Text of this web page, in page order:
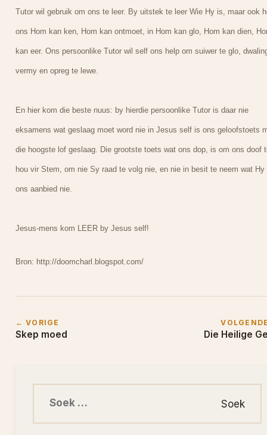
Tutor wil gebruik om ons te leer. By uitstek te leer Wie Hy is, maar ook
ons Hom kan ken, Hom kan ontmoet, in Hom kan glo, Hom kan dien,
kan eer. Ons persoonlike Tutor wil self ons help om suiwer te glo,
vermy en opreg te lewe.
En hier kom die beste nuus: by hierdie persoonlike Tutor is daar nie
eksamens wat geslaag moet word nie in Jesus self is ons geloofstoets
die hoogste lof geslaag. Die grootste toets wat ons dop, is om ons doof
hou vir Stem, om nie Sy raad te volg nie, en nie in besit te neem wat Hy
ons aanbied nie.
Jesus-mens kom LEER by Jesus self!
Bron: http://doomcharl.blogspot.com/
← VORIGE
Skep moed Die Heilige